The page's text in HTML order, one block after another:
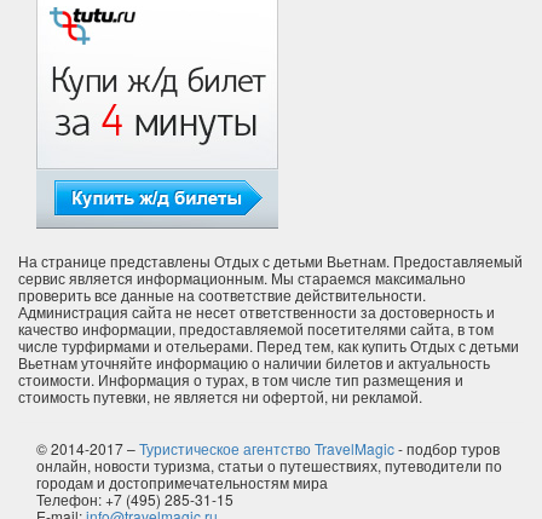
На странице представлены Отдых с детьми Вьетнам. Предоставляемый
сервис является информационным. Мы стараемся максимально
проверить все данные на соответствие действительности.
Администрация сайта не несет ответственности за достоверность и
качество информации, предоставляемой посетителями сайта, в том
числе турфирмами и отельерами. Перед тем, как купить Отдых с детьми
Вьетнам уточняйте информацию о наличии билетов и актуальность
стоимости. Информация о турах, в том числе тип размещения и
стоимость путевки, не является ни офертой, ни рекламой.
© 2014-2017 –Туристическое агентство TravelMagic- подбор туров
онлайн, новости туризма, статьи о путешествиях, путеводители по
городам и достопримечательностям мира
Телефон: +7 (495) 285-31-15